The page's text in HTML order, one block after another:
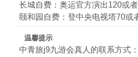
长城自费：奥运官方演出120或
颐和园自费：登中央电视塔70或
温馨提示
中青旅j9九游会真人的联系方式